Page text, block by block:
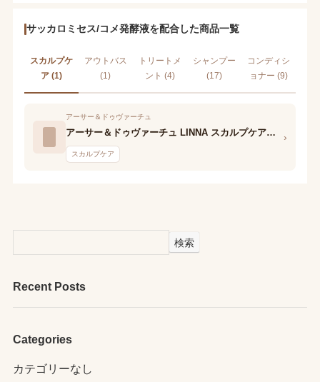
サッカロミセス/コメ発酵液を配合した商品一覧
スカルプケ
ア (1)
アウトバス
(1)
トリートメ
ント (4)
シャンプー
(17)
コンディシ
ョナー (9)
アーサー＆ドゥヴァーチュ
アーサー＆ドゥヴァーチュ LINNA スカルプケアエッセンス
スカルプケア
›
検索
Recent Posts
Categories
カテゴリーなし